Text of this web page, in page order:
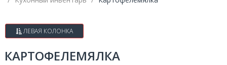
ЛЕВАЯ КОЛОНКА
КАРТОФЕЛЕМЯЛКА